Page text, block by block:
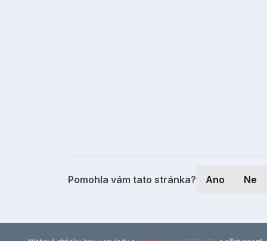
Pomohla vám tato stránka? Ano Ne